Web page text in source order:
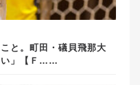
と。町田・礒貝飛那大
い」【Ｆ……